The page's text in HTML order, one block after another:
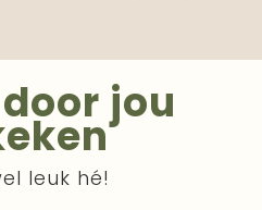
jou
leuk hé!